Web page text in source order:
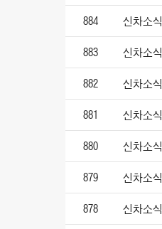
884 신차소식
883 신차소식
882 신차소식
881 신차소식
880 신차소식
879 신차소식
878 신차소식